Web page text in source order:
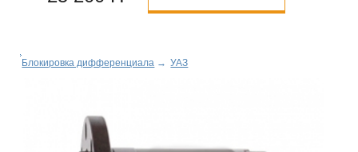
Блокировка дифференциала → УАЗ